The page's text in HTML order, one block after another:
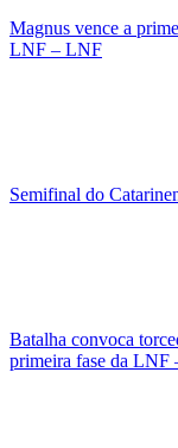
Magnus vence a
LNF – LNF
Semifinal do
Batalha convoca
primeira fase da LNF